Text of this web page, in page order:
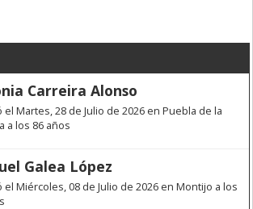
Carreira Alonso
el Martes, 28 de Julio de 2026 en Puebla de la
a los 86 años
Galea López
el Miércoles, 08 de Julio de 2026 en Montijo a los